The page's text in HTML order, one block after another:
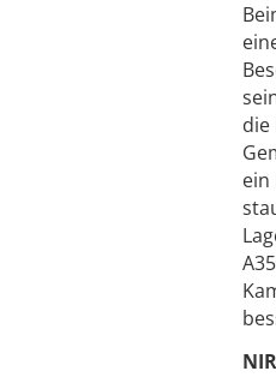
die
ein